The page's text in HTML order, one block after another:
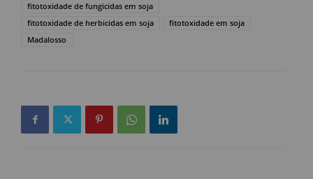
fitotoxidade de fungicidas em soja
fitotoxidade de herbicidas em soja
fitotoxidade em soja
Madalosso